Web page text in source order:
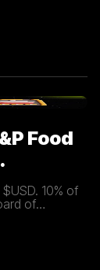
ดูดผู้คนและ
าหมายได้
ๆ เพื่อดึงดูด
องลูกค้า โดย
าง ๆ ซึ่งใน
การตลาดแบบ
ะความน่าเชื่อ
ง Inbound
Food
10% of
of